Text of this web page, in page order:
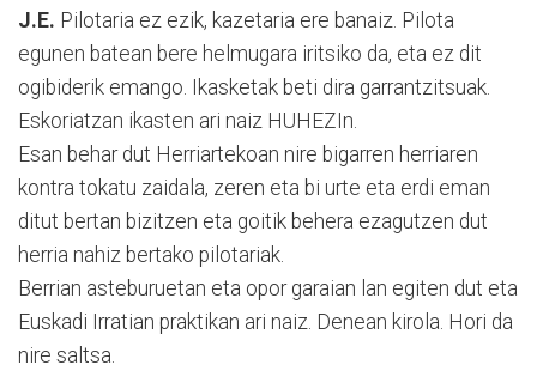
J.E. Pilotaria ez ezik, kazetaria ere banaiz. Pilota
egunen batean bere helmugara iritsiko da, eta ez dit
ogibiderik emango. Ikasketak beti dira garrantzitsuak.
Eskoriatzan ikasten ari naiz HUHEZIn.
Esan behar dut Herriartekoan nire bigarren herriaren
kontra tokatu zaidala, zeren eta bi urte eta erdi eman
ditut bertan bizitzen eta goitik behera ezagutzen dut
herria nahiz bertako pilotariak.
Berrian asteburuetan eta opor garaian lan egiten dut eta
Euskadi Irratian praktikan ari naiz. Denean kirola. Hori da
nire saltsa.